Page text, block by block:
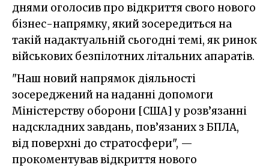
днями оголосив про відкриття свого нового
бізнес-напрямку, який зосередиться на
такій надактуальній сьогодні темі, як ринок
військових безпілотних літальних апаратів.
"Наш новий напрямок діяльності
зосереджений на наданні допомоги
Міністерству оборони [CША] у розв’язанні
надскладних завдань, пов’язаних з БПЛА,
від поверхні до стратосфери", —
прокоментував відкриття нового